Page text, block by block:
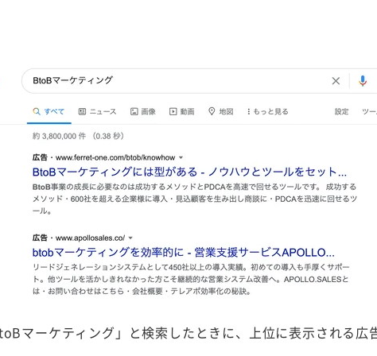
マーケティング」と検索したときに、上位に表示される広